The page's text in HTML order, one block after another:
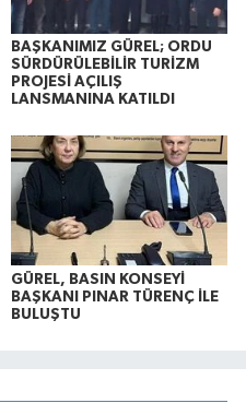
BAŞKANIMIZ GÜREL; ORDU
SÜRDÜRÜLEBİLİR TURİZM
PROJESİ AÇILIŞ
LANSMANINA KATILDI
GÜREL, BASIN KONSEYİ
BAŞKANI PINAR TÜRENÇ İLE
BULUŞTU